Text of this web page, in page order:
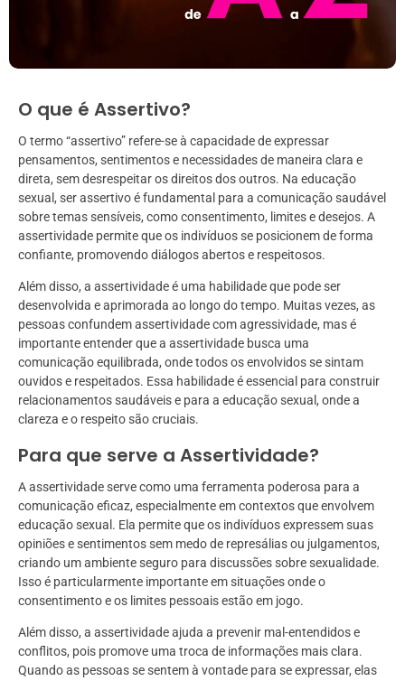
O que é Assertivo?
O termo “assertivo” refere-se à capacidade de expressar
pensamentos, sentimentos e necessidades de maneira clara e
direta, sem desrespeitar os direitos dos outros. Na educação
sexual, ser assertivo é fundamental para a comunicação saudável
sobre temas sensíveis, como consentimento, limites e desejos. A
assertividade permite que os indivíduos se posicionem de forma
confiante, promovendo diálogos abertos e respeitosos.
Além disso, a assertividade é uma habilidade que pode ser
desenvolvida e aprimorada ao longo do tempo. Muitas vezes, as
pessoas confundem assertividade com agressividade, mas é
importante entender que a assertividade busca uma
comunicação equilibrada, onde todos os envolvidos se sintam
ouvidos e respeitados. Essa habilidade é essencial para construir
relacionamentos saudáveis e para a educação sexual, onde a
clareza e o respeito são cruciais.
Para que serve a Assertividade?
A assertividade serve como uma ferramenta poderosa para a
comunicação eficaz, especialmente em contextos que envolvem
educação sexual. Ela permite que os indivíduos expressem suas
opiniões e sentimentos sem medo de represálias ou julgamentos,
criando um ambiente seguro para discussões sobre sexualidade.
Isso é particularmente importante em situações onde o
consentimento e os limites pessoais estão em jogo.
Além disso, a assertividade ajuda a prevenir mal-entendidos e
conflitos, pois promove uma troca de informações mais clara.
Quando as pessoas se sentem à vontade para se expressar, elas